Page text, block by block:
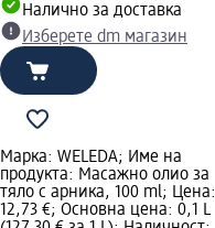
Налично за доставка
Изберете dm магазин
Марка: WELEDA; Име на
продукта: Масажно олио за
тяло с арника, 100 ml; Цена:
12,73 €; Основна цена: 0,1 L